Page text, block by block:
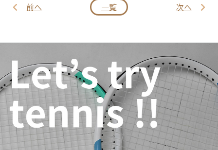
前へ 一覧 次へ